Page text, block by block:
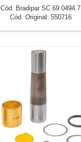
Cód. Bradipar SC.69.0494.7
Cód. Original: 550716